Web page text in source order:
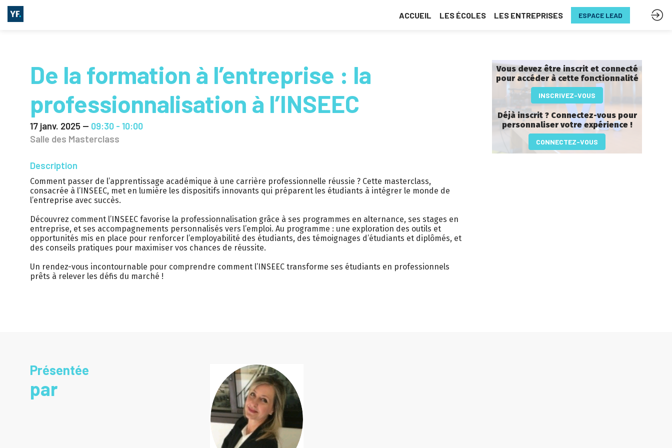
ACCUEIL LES ÉCOLES LES ENTREPRISES ESPACE LEAD
Vous devez être inscrit et connecté
pour accéder à cette fonctionnalité
INSCRIVEZ-VOUS
Déjà inscrit ? Connectez-vous pour
personnaliser votre expérience !​
CONNECTEZ-VOUS
De la formation à l’entreprise : la
professionnalisation à l’INSEEC
17 janv. 2025 — 09:30 - 10:00
Salle des Masterclass
Description
Comment passer de l’apprentissage académique à une carrière professionnelle réussie ? Cette masterclass,
consacrée à l’INSEEC, met en lumière les dispositifs innovants qui préparent les étudiants à intégrer le monde de
l’entreprise avec succès.
Découvrez comment l’INSEEC favorise la professionnalisation grâce à ses programmes en alternance, ses stages en
entreprise, et ses accompagnements personnalisés vers l’emploi. Au programme : une exploration des outils et
opportunités mis en place pour renforcer l’employabilité des étudiants, des témoignages d’étudiants et diplômés, et
des conseils pratiques pour maximiser vos chances de réussite.
Un rendez-vous incontournable pour comprendre comment l’INSEEC transforme ses étudiants en professionnels
prêts à relever les défis du marché !
Présentée
par
MG